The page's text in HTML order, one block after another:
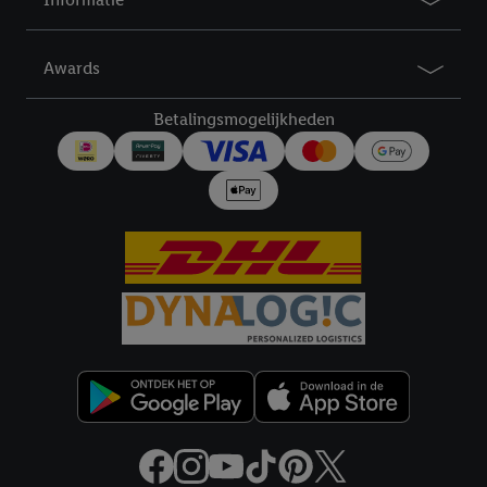
Awards
Betalingsmogelijkheden
Lidl Plus, die gebruikt wordt om je te herkennen in diensten van
derden en om je in die diensten gepersonaliseerde reclame te
tonen. Voor dit doel kan jouw gehashte e-mailadres ook worden
door Criteo S.A. aan jou zijn toegewezen.
Als je hiervoor toestemming geeft, dan kunnen retargeting
advertenties worden weergegeven voor producten waarin je
eerder interesse hebt getoond (bijvoorbeeld door het product
in een winkelmandje van een online winkel te plaatsen maar het
niet te kopen). De retargeting advertenties kunnen op
verschillende eindapparaten en binnen verschillende Lidl-
diensten worden weergegeven, als verschillende eindapparaten
en Lidl-diensten, met behulp van jouw gehashte e-mailadres en
met eventuele andere identifiers of met identifiers waarover
Criteo S.A. beschikt, aan jou kunnen worden toegewezen.
Onder "Aanpassen" kun je aangeven met welke cookies en
vergelijkbare technieken en met welke verwerkingsdoeleinden
je instemt. Verder kan je er meer informatie vinden over de
gegevensverwerking.